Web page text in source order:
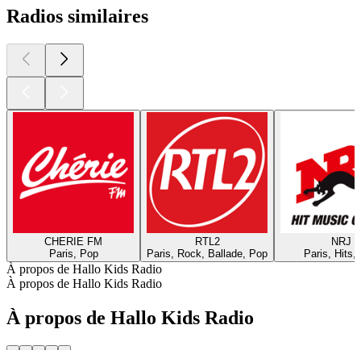
Radios similaires
CHERIE FM
Paris, Pop
RTL2
Paris, Rock, Ballade, Pop
NRJ
Paris, Hits,
À propos de Hallo Kids Radio
À propos de Hallo Kids Radio
À propos de Hallo Kids Radio